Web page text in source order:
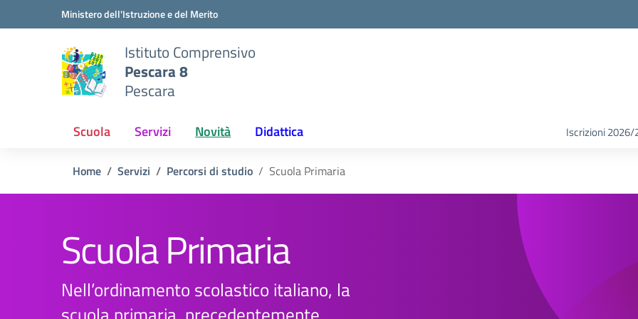
Vai ai contenuti
Vai al menu di navigazioneMinistero dell'Istruzione e del Merito
Istituto Comprensivo
Pescara 8
Pescara
Scuola Servizi Novità Didattica Iscrizioni 2026/
Home Servizi Percorsi di studio Scuola Primaria
Scuola Primaria
Nell’ordinamento scolastico italiano, la